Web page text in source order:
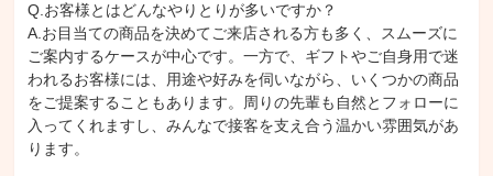
Q.お客様とはどんなやりとりが多いですか？
A.お目当ての商品を決めてご来店される方も多く、スムーズに
ご案内するケースが中心です。一方で、ギフトやご自身用で迷
われるお客様には、用途や好みを伺いながら、いくつかの商品
をご提案することもあります。周りの先輩も自然とフォローに
入ってくれますし、みんなで接客を支え合う温かい雰囲気があ
ります。